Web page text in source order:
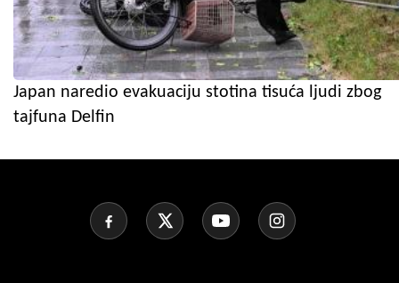
Japan naredio evakuaciju stotina tisuća ljudi zbog
tajfuna Delfin